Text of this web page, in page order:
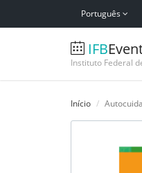
Português
IFB
Instituto Federal
Início